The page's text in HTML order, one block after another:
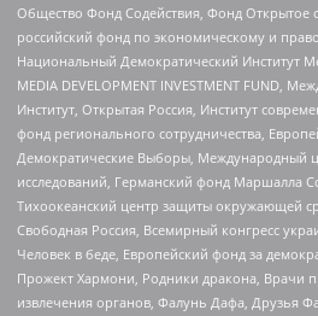
Общество Фонд Содействия, Фонд Открытое
российский фонд по экономическому и
Национальный Демократический Институт
MEDIA DEVELOPMENT INVESTMENT FUND,
Институт, Открытая Россия, Институт
фонд регионального сотрудничества,
Демократические Выборы, Международный
исследований, Германский фонд Маршалла
Тихоокеанский центр защиты окружающей
Свободная Россия, Всемирный конгресс
Человек в беде, Европейский фонд за
Прожект Хармони, Родники дракона, Врачи
извлечения органов, Фалунь Дафа, Друзья